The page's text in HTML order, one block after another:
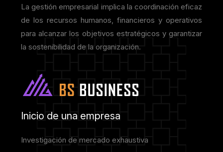
La gestión empresarial implica la coordinación eficaz
de los recursos humanos, financieros y operativos
para alcanzar los objetivos estratégicos y garantizar
la sostenibilidad de la organización.
Inicio de una empresa
Investigación de mercado exhaustiva